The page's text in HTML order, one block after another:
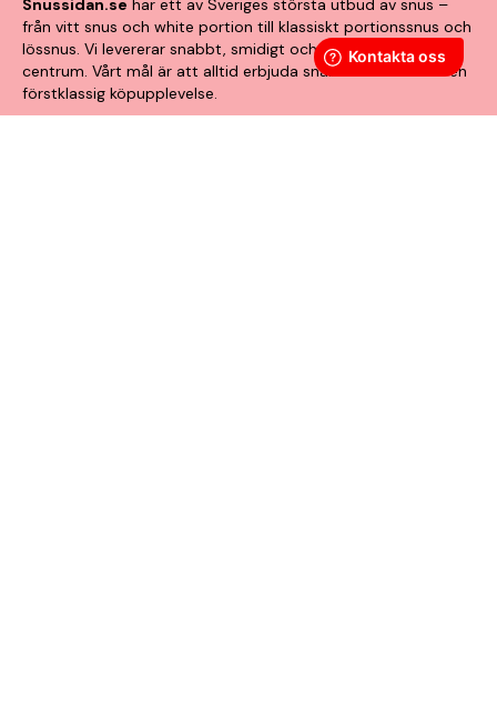
från vitt snus och white portion till klassiskt portionssnus och
lössnus. Vi levererar snabbt, smidigt och med kunden i
centrum. Vårt mål är att alltid erbjuda snabb leverans och en
förstklassig köpupplevelse.